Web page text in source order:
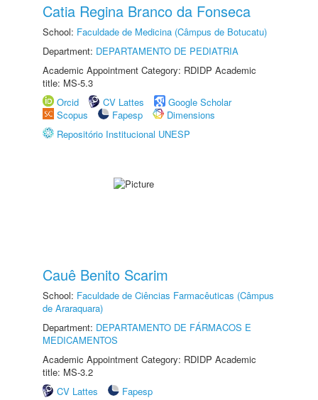
Catia Regina Branco da Fonseca
School: Faculdade de Medicina (Câmpus de Botucatu)
Department: DEPARTAMENTO DE PEDIATRIA
Academic Appointment Category: RDIDP Academic
title: MS-5.3
Orcid
CV Lattes
Google Scholar
Scopus
Fapesp
Dimensions
Repositório Institucional UNESP
Cauê Benito Scarim
School: Faculdade de Ciências Farmacêuticas (Câmpus
de Araraquara)
Department: DEPARTAMENTO DE FÁRMACOS E
MEDICAMENTOS
Academic Appointment Category: RDIDP Academic
title: MS-3.2
CV Lattes
Fapesp